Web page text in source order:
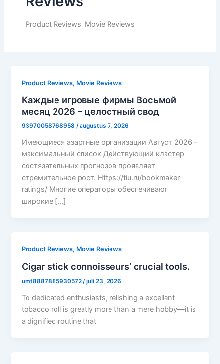
Product Reviews, Movie Reviews
Product Reviews, Movie Reviews
Каждые игровые фирмы Восьмой
месяц 2026 – целостный свод
93970058768958/augustus 7, 2026
Имеющиеся азартные организации Август 2026 –
максимальный список Действующий кластер
состязательных прогнозов проявляет
стремительное рост. Https://tiu.ru/bookmaker-
ratings/ Многие операторы обеспечивают
широкие […]
Product Reviews, Movie Reviews
Cigar stick connoisseurs’ crucial tools.
umt8887885930572/juli 23, 2026
To dedicated enthusiasts, relishing a excellent
tobacco roll is greatly more than a mere hobby—it is
a dignified routine that